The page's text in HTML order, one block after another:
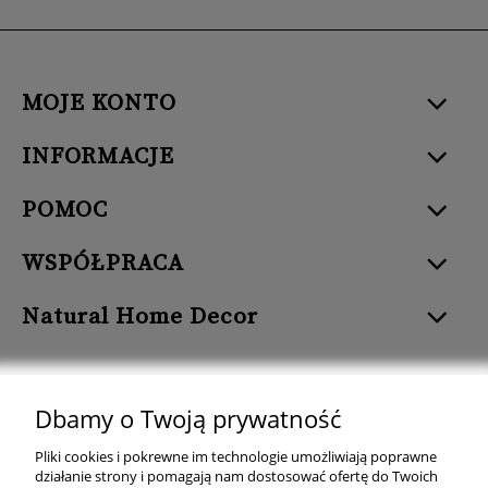
MOJE KONTO
INFORMACJE
POMOC
WSPÓŁPRACA
Natural Home Decor
Natural Home Decor | E-mail: sklep at naturalhomedecor.pl | Tel.:
507 707 299
| NIP: 7971800592 | REGON: 381429127
Dbamy o Twoją prywatność
Pliki cookies i pokrewne im technologie umożliwiają poprawne
działanie strony i pomagają nam dostosować ofertę do Twoich